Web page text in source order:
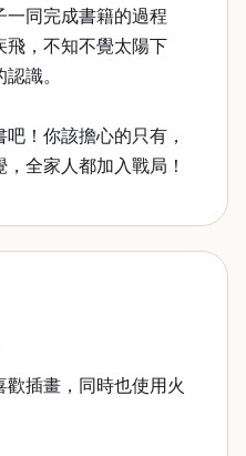
一同完成書籍的過程
飛，不知不覺太陽下
識。
！你該擔心的只有，
全家人都加入戰局！
插畫，同時也使用火